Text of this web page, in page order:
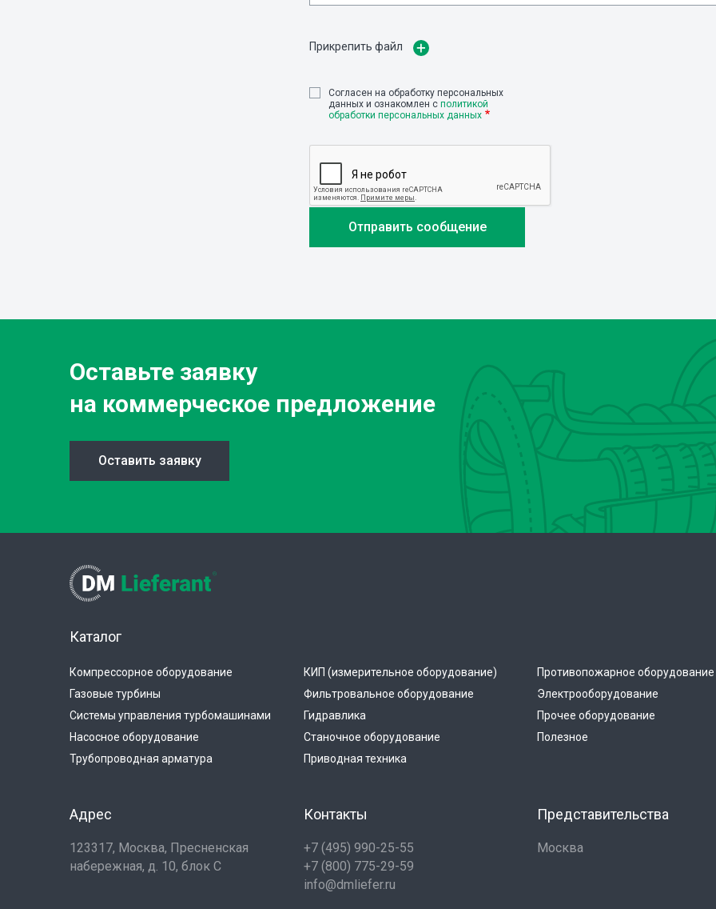
Прикрепить файл
Cогласен на обработку персональных
данных и ознакомлен с политикой
обработки персональных данных
Оставьте заявку
на коммерческое предложение
Оставить заявку
Каталог
Компрессорное оборудование
Газовые турбины
Системы управления турбомашинами
Насосное оборудование
Трубопроводная арматура
КИП (измерительное оборудование)
Фильтровальное оборудование
Гидравлика
Станочное оборудование
Приводная техника
Противопожарное оборудование
Электрооборудование
Прочее оборудование
Полезное
Адрес
123317, Москва, Пресненская
набережная, д. 10, блок С
Контакты
+7 (495) 990-25-55
+7 (800) 775-29-59
info@dmliefer.ru
Представительства
Москва